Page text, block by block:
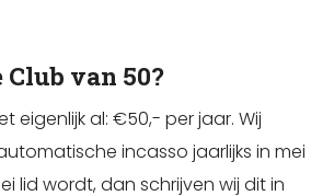
van 50?
eigenlijk al: €50,- per jaar. Wij
incasso jaarlijks in mei
lid wordt, dan schrijven wij dit in